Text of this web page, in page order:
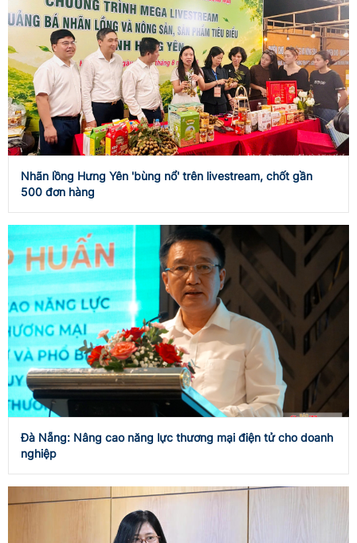
Nhãn lồng Hưng Yên 'bùng nổ' trên livestream, chốt gần
500 đơn hàng
Đà Nẵng: Nâng cao năng lực thương mại điện tử cho doanh
nghiệp